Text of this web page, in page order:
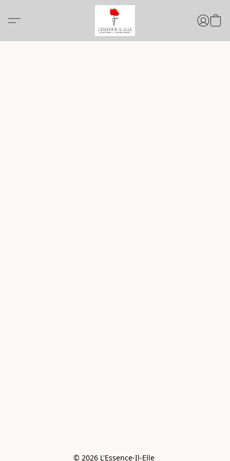
© 2026 L'Essence-Il-Elle